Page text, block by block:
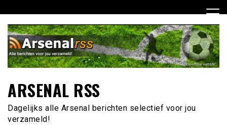
naar
inhoud
ARSENAL RSS
Dagelijks alle Arsenal berichten selectief voor jou
verzameld!